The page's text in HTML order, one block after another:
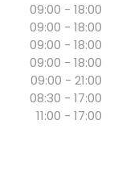
09:00 - 18:00
09:00 - 18:00
09:00 - 18:00
09:00 - 18:00
09:00 - 21:00
08:30 - 17:00
11:00 - 17:00